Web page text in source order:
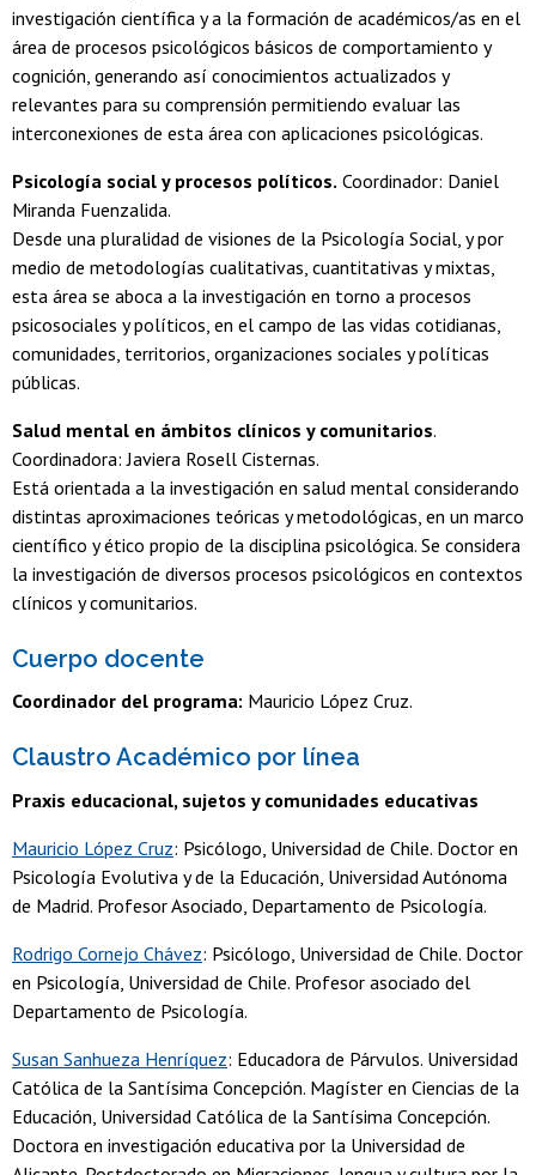
investigación científica y a la formación de académicos/as en el
área de procesos psicológicos básicos de comportamiento y
cognición, generando así conocimientos actualizados y
relevantes para su comprensión permitiendo evaluar las
interconexiones de esta área con aplicaciones psicológicas.
Psicología social y procesos políticos. Coordinador: Daniel
Miranda Fuenzalida.
Desde una pluralidad de visiones de la Psicología Social, y por
medio de metodologías cualitativas, cuantitativas y mixtas,
esta área se aboca a la investigación en torno a procesos
psicosociales y políticos, en el campo de las vidas cotidianas,
comunidades, territorios, organizaciones sociales y políticas
públicas.
Salud mental en ámbitos clínicos y comunitarios.
Coordinadora: Javiera Rosell Cisternas.
Está orientada a la investigación en salud mental considerando
distintas aproximaciones teóricas y metodológicas, en un marco
científico y ético propio de la disciplina psicológica. Se considera
la investigación de diversos procesos psicológicos en contextos
clínicos y comunitarios.
Cuerpo docente
Coordinador del programa: Mauricio López Cruz.
Claustro Académico por línea
Praxis educacional, sujetos y comunidades educativas
Mauricio López Cruz: Psicólogo, Universidad de Chile. Doctor en
Psicología Evolutiva y de la Educación, Universidad Autónoma
de Madrid. Profesor Asociado, Departamento de Psicología.
Rodrigo Cornejo Chávez: Psicólogo, Universidad de Chile. Doctor
en Psicología, Universidad de Chile. Profesor asociado del
Departamento de Psicología.
Susan Sanhueza Henríquez: Educadora de Párvulos. Universidad
Católica de la Santísima Concepción. Magíster en Ciencias de la
Educación, Universidad Católica de la Santísima Concepción.
Doctora en investigación educativa por la Universidad de